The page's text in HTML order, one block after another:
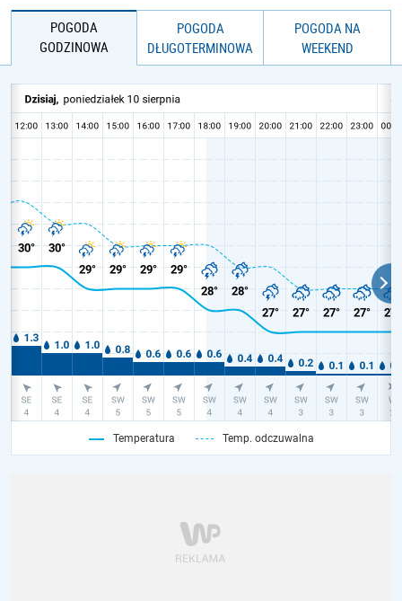
POGODA
GODZINOWA
POGODA
DŁUGOTERMINOWA
POGODA NA
WEEKEND
Temperatura Temp. odczuwalna